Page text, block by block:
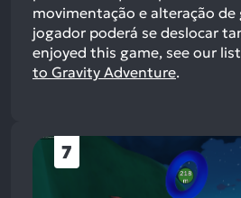
movimentação e alteração de
jogador poderá se deslocar
enjoyed this game, see our
to Gravity Adventure.
7